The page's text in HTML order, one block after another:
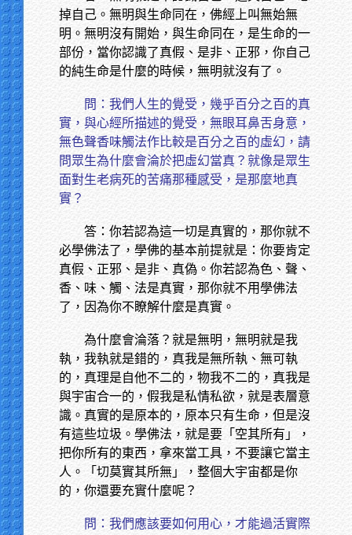
掉自己。無明與生命同在，佛經上叫無始無
明。無明沒有開始，與生命同在，是生命的一
部份，當你認識了真假、是非、正邪，你自己
的純生命是什麼的時候，無明就沒有了。
問：我們人生的覺受，幾乎百分之百的真
實，與心經所描述的覺受，無眼耳鼻舌身意，
無色聲香味觸法作比較是百分之百的虛幻，請
問眾生為什麼會淪於把虛幻當真？就像是眾生
面對生老病死的苦痛那種感受，是那麼地真
實？
答：你若認為這一切是真實的，那你就不
必學佛法了，學佛的基本前提就是：你要肯定
真假、正邪、是非、真偽。你若認為色、聲、
香、味、觸、法是真實，那你就不用學佛法
了，因為你不瞭解什麼是真實。
為什麼會淪落？就是無明，無明就是我
執，我執就是錯的，真我是無所執、無可執
的，真理是自他不二的，物我不二的，真我是
與宇宙合一的，假我是私情私欲，就是表層意
識。真實的是原本的，原本只有生命，但是沒
有這些垃圾。學佛法，就是要「空其所有」，
把你所有的東西，拿來當工具，不要讓它當主
人。「切莫實其所無」，整個大宇宙都是你
的，你還要充實什麼呢？
問：我們應該要如何用心，才能過活實際